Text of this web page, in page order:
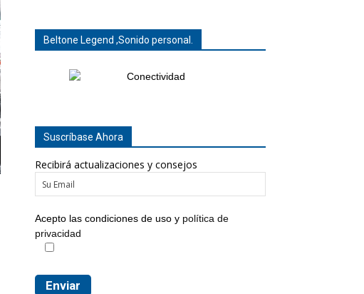
Beltone Legend ,Sonido personal.
Suscríbase Ahora
Recibirá actualizaciones y consejos
Acepto las condiciones de uso y política de
privacidad